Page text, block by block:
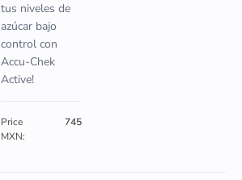
tus niveles de
azúcar bajo
control con
Accu-Chek
Active!
Price
MXN:
745